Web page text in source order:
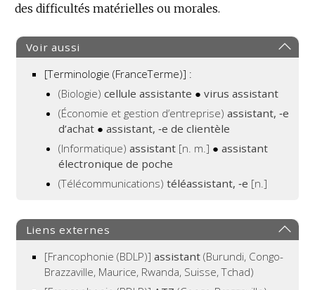
:
des difficultés matérielles ou morales.
Voir aussi
[Terminologie (FranceTerme)] :
(Biologie)cellule assistante ●virus assistant
(Économie et gestion d’entreprise)assistant, ‑e
d’achat ●assistant, ‑e de clientèle
(Informatique)assistant [n. m.] ●assistant
électronique de poche
(Télécommunications)téléassistant, ‑e [n.]
Liens externes
[Francophonie (BDLP)] assistant (Burundi, Congo-
Brazzaville, Maurice, Rwanda, Suisse, Tchad)